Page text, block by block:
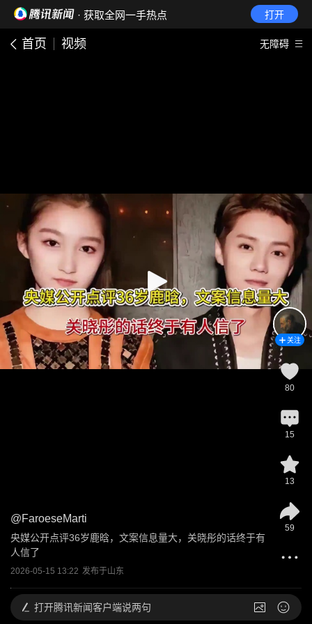
· 获取全网一手热点 打开
首页 视频 无障碍
@FaroeseMarti
央媒公开点评36岁鹿晗，文案信息量大，关晓彤的话终于有
人信了
2026-05-15 13:22 发布于山东
关注
80
15
13
59
打开腾讯新闻客户端说两句